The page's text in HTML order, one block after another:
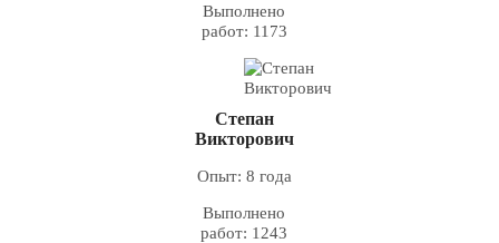
Выполнено
работ: 1173
Степан
Викторович
Опыт: 8 года
Выполнено
работ: 1243